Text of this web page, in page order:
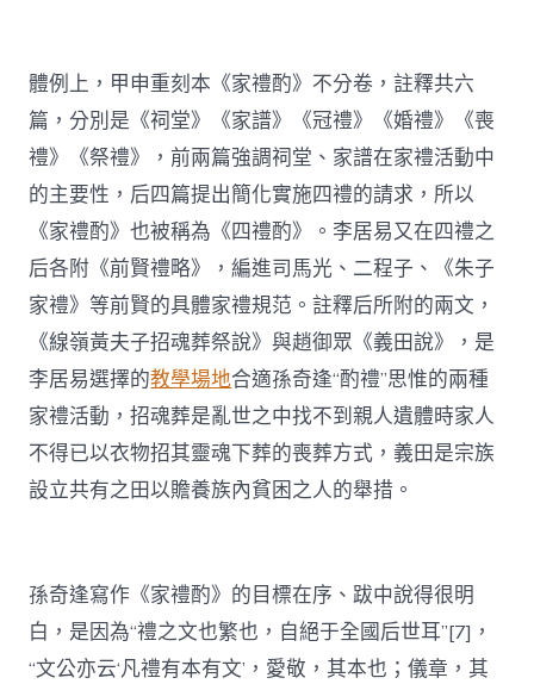
體例上，甲申重刻本《家禮酌》不分卷，註釋共六
篇，分別是《祠堂》《家譜》《冠禮》《婚禮》《喪
禮》《祭禮》，前兩篇強調祠堂、家譜在家禮活動中
的主要性，后四篇提出簡化實施四禮的請求，所以
《家禮酌》也被稱為《四禮酌》。李居易又在四禮之
后各附《前賢禮略》，編進司馬光、二程子、《朱子
家禮》等前賢的具體家禮規范。註釋后所附的兩文，
《線嶺黃夫子招魂葬祭說》與趙御眾《義田說》，是
李居易選擇的教學場地合適孫奇逢“酌禮”思惟的兩種
家禮活動，招魂葬是亂世之中找不到親人遺體時家人
不得已以衣物招其靈魂下葬的喪葬方式，義田是宗族
設立共有之田以贍養族內貧困之人的舉措。
孫奇逢寫作《家禮酌》的目標在序、跋中說得很明
白，是因為“禮之文也繁也，自絕于全國后世耳”[7]，
“文公亦云‘凡禮有本有文’，愛敬，其本也；儀章，其